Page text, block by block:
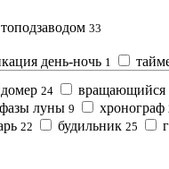
33
день-ночь 1
24 вращающийся
фазы луны 9 хронограф
22 будильник 25